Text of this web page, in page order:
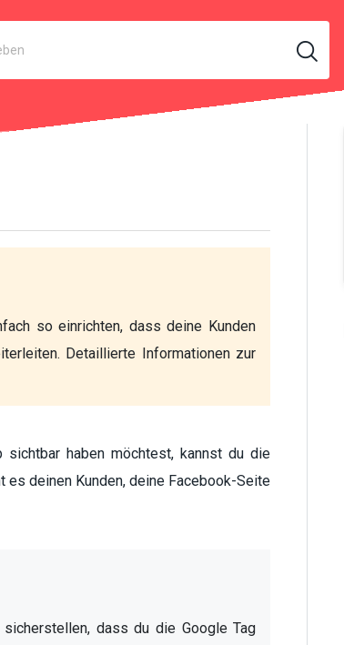
so einrichten, dass deine Kunden
Detaillierte Informationen zur
sichtbar haben möchtest, kannst du die
deinen Kunden, deine Facebook-Seite
dass du die Google Tag